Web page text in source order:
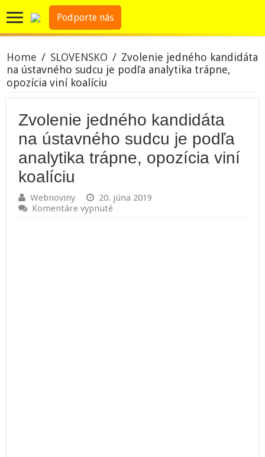
Podporte nás
Home / SLOVENSKO / Zvolenie jedného kandidáta
na ústavného sudcu je podľa analytika trápne,
opozícia viní koalíciu
Zvolenie jedného kandidáta
na ústavného sudcu je podľa
analytika trápne, opozícia viní
koalíciu
Webnoviny
20. júna 2019
Komentáre vypnuté